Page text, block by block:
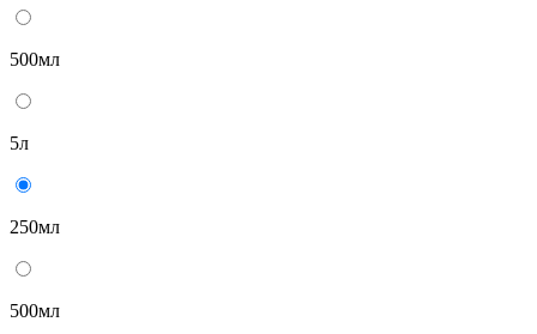
500мл
5л
250мл
500мл